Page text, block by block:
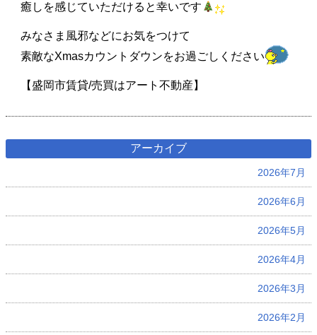
癒しを感じていただけると幸いです
みなさま風邪などにお気をつけて
素敵なXmasカウントダウンをお過ごしください
【盛岡市賃貸/売買はアート不動産】
アーカイブ
2026年7月
2026年6月
2026年5月
2026年4月
2026年3月
2026年2月